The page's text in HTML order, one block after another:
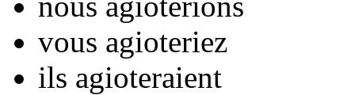
vous agioteriez
ils agioteraient